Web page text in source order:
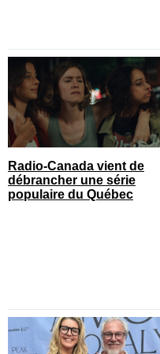
Radio-Canada vient de
débrancher une série
populaire du Québec